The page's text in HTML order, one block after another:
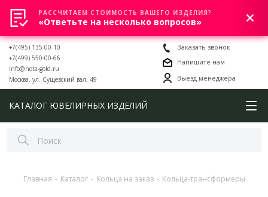
0
+7(495) 135-00-10
+7(499) 550-00-66
info@nota-gold.ru
Москва, ул. Сущевский вал, 49
Заказать звонок
Напишите нам
Выезд менеджера
КАТАЛОГ ЮВЕЛИРНЫХ ИЗДЕЛИЙ
Главная - Каталог - Кольца на заказ - Кольца-трансформеры
РАССЧИТАЕМ СТОИМОСТЬ ВАШЕГО ИЗДЕЛИЯ?
«Ответьте на несколько вопросов»